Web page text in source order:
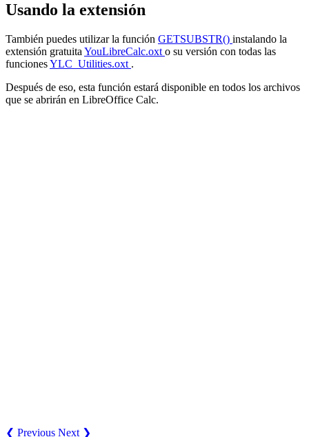
Usando la extensión
También puedes utilizar la función GETSUBSTR() instalando la
extensión gratuita YouLibreCalc.oxt o su versión con todas las
funcionesYLC_Utilities.oxt .
Después de eso, esta función estará disponible en todos los archivos
que se abrirán en LibreOffice Calc.
❮ Previous Next ❯